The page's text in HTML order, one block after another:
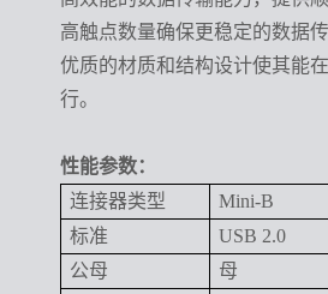
高触点数量确保更稳定的数据
优质的材质和结构设计使其能
行。
性能参数：
连接器类型
Mini-B
标准
USB 2.0
公母
母